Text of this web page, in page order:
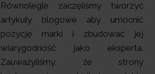
Równolegle zaczęliśmy tworzyć
artykuły blogowe aby umocnić
pozycję marki i zbudować jej
wiarygodność jako eksperta.
Zauważyliśmy, że strony